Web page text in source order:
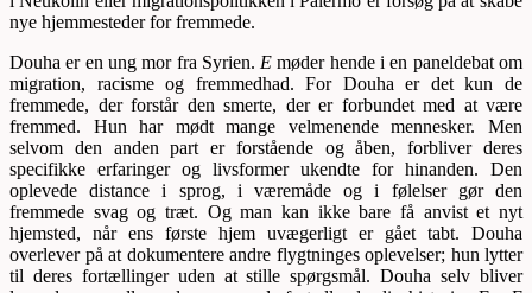
nye hjemmesteder for fremmede.
Douha er en ung mor fra Syrien. E møder hende i en paneldebat om
migration, racisme og fremmedhad. For Douha er det kun de
fremmede, der forstår den smerte, der er forbundet med at være
fremmed. Hun har mødt mange velmenende mennesker. Men
selvom den anden part er forstående og åben, forbliver deres
specifikke erfaringer og livsformer ukendte for hinanden. Den
oplevede distance i sprog, i væremåde og i følelser gør den
fremmede svag og træt. Og man kan ikke bare få anvist et nyt
hjemsted, når ens første hjem uvægerligt er gået tabt. Douha
overlever på at dokumentere andre flygtninges oplevelser; hun lytter
til deres fortællinger uden at stille spørgsmål. Douha selv bliver